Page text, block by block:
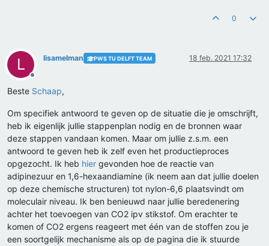
0
L
Offline
lisamelman PWS TU DELFT TEAM 18 feb. 2021 17:32
Beste Schaap,
Om specifiek antwoord te geven op de situatie die je omschrijft,
heb ik eigenlijk jullie stappenplan nodig en de bronnen waar
deze stappen vandaan komen. Maar om jullie z.s.m. een
antwoord te geven heb ik zelf even het productieproces
opgezocht. Ik heb hier gevonden hoe de reactie van
adipinezuur en 1,6-hexaandiamine (ik neem aan dat jullie doelen
op deze chemische structuren) tot nylon-6,6 plaatsvindt om
moleculair niveau. Ik ben benieuwd naar jullie beredenering
achter het toevoegen van CO2 ipv stikstof. Om erachter te
komen of CO2 ergens reageert met één van de stoffen zou je
een soortgelijk mechanisme als op de pagina die ik stuurde